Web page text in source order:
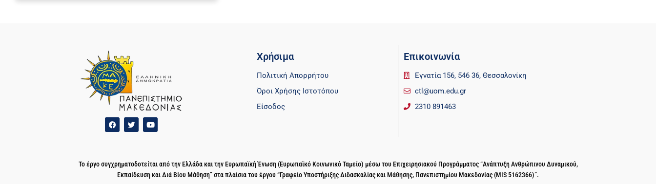
Χρήσιμα
Πολιτική Απορρήτου
Όροι Χρήσης Ιστοτόπου
Είσοδος
Επικοινωνία
Εγνατία 156, 546 36, Θεσσαλονίκη
ctl@uom.edu.gr
2310 891463
Το έργο συγχρηματοδοτείται από την Ελλάδα και την Ευρωπαϊκή Ένωση (Ευρωπαϊκό Κοινωνικό Ταμείο) μέσω του Επιχειρησιακού Προγράμματος “Ανάπτυξη Ανθρώπινου Δυναμικού,
Εκπαίδευση και Διά Βίου Μάθηση” στα πλαίσια του έργου “Γραφείο Υποστήριξης Διδασκαλίας και Μάθησης, Πανεπιστημίου Μακεδονίας (MIS 5162366)”.